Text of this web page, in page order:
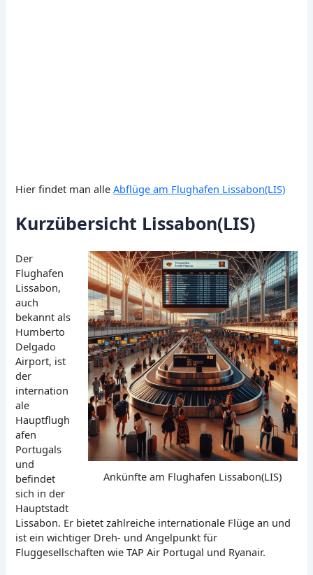
Hier findet man alleAbflüge am Flughafen Lissabon(LIS)
Kurzübersicht Lissabon(LIS)
Ankünfte am Flughafen Lissabon(LIS)
Der
Flughafen
Lissabon,
auch
bekannt als
Humberto
Delgado
Airport, ist
der
internation
ale
Hauptflugh
afen
Portugals
und
befindet
sich in der
Hauptstadt
Lissabon. Er bietet zahlreiche internationale Flüge an und
ist ein wichtiger Dreh- und Angelpunkt für
Fluggesellschaften wie TAP Air Portugal und Ryanair.